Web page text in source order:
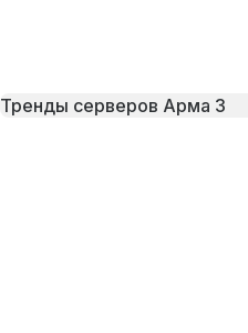
Тренды серверов Арма 3